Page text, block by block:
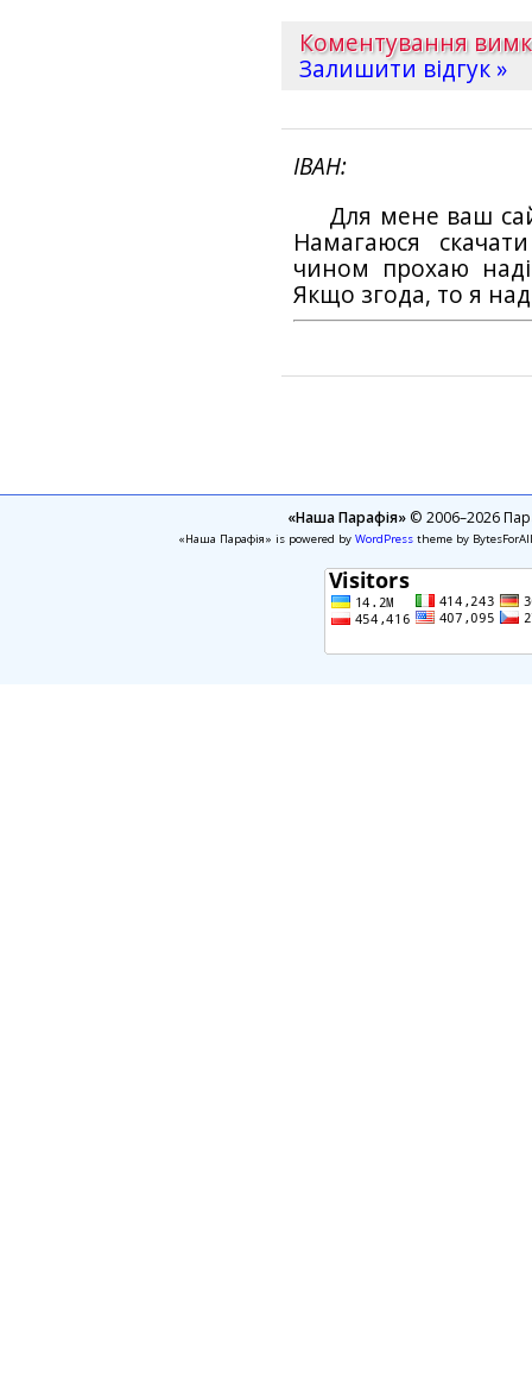
Коментування
Залишити відгук »
ІВАН
Для мене ваш
Намагаюся
чином прохаю
Якщо згода, то я
«Наша Парафія»© 2006–2026
«Наша Парафія» is powered by WordPresstheme by